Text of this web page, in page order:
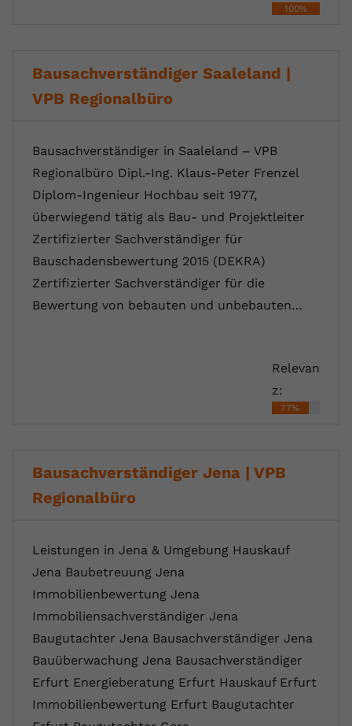
100%
Bausachverständiger Saaleland |
VPB Regionalbüro
Bausachverständiger in Saaleland – VPB
Regionalbüro Dipl.-Ing. Klaus-Peter Frenzel
Diplom-Ingenieur Hochbau seit 1977,
überwiegend tätig als Bau- und Projektleiter
Zertifizierter Sachverständiger für
Bauschadensbewertung 2015 (DEKRA)
Zertifizierter Sachverständiger für die
Bewertung von bebauten und unbebauten…
Relevan
z:
77%
Bausachverständiger Jena | VPB
Regionalbüro
Leistungen in Jena & Umgebung Hauskauf
Jena Baubetreuung Jena
Immobilienbewertung Jena
Immobiliensachverständiger Jena
Baugutachter Jena Bausachverständiger Jena
Bauüberwachung Jena Bausachverständiger
Erfurt Energieberatung Erfurt Hauskauf Erfurt
Immobilienbewertung Erfurt Baugutachter
Anbieter Youtube.com
Laufzeit Session
Videopräferenzen des Nutzers zu
speichern, der eingebettete YouTube-
Videos verwendet.